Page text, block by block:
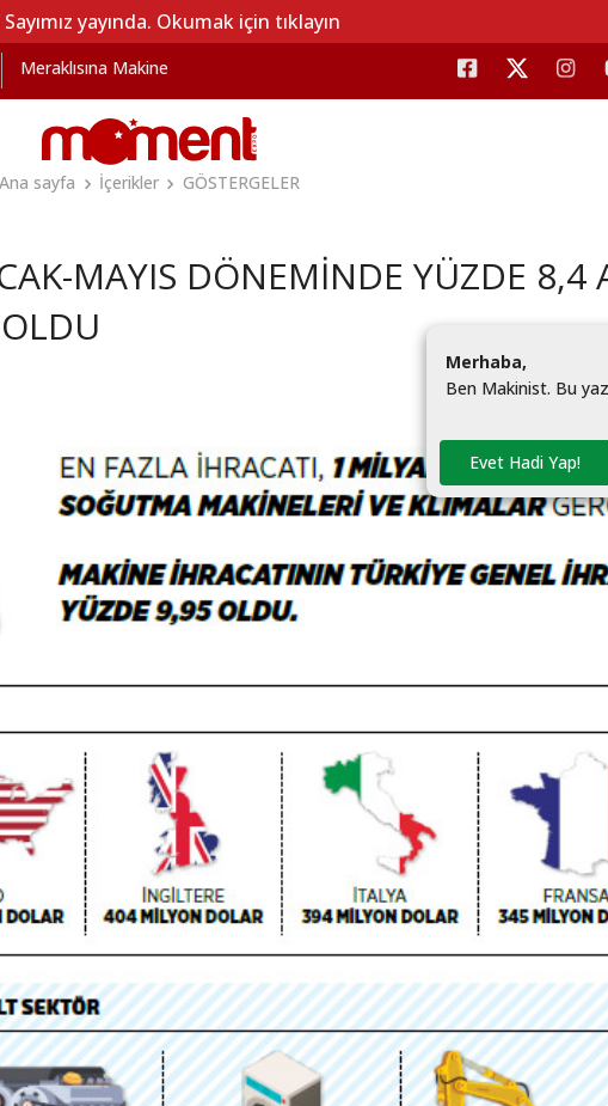
yayında. Okumak için tıklayın
Meraklısına Makine
Ana sayfa
İçerikler GÖSTERGELER
MAYIS DÖNEMİNDE YÜZDE 8,4
Merhaba,
Ben Makinist. Bu yaz
Evet Hadi Yap!